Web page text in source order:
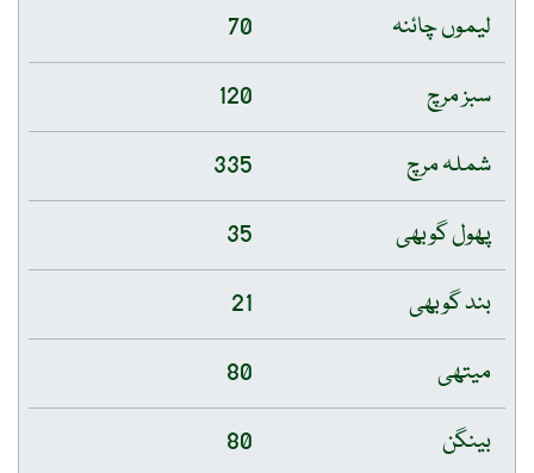
لیموں چائنہ
70
سبز مرچ
120
شملہ مرچ
335
پھول گوبھی
35
بند گوبھی
21
میتھی
80
بینگن
80